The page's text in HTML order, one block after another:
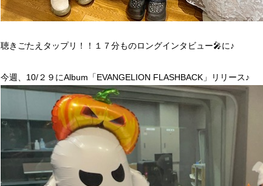
聴きごたえタップリ！！１７分ものロングインタビュー🎤に♪
今週、 10/２９にAlbum 「EVANGELION FLASHBACK 」リリース♪